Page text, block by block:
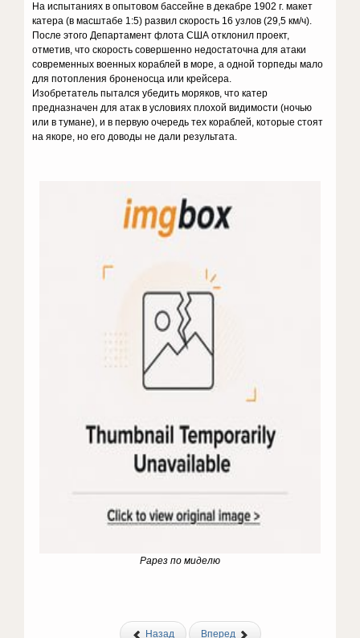
На испытаниях в опытовом бассейне в декабре 1902 г. макет
катера (в масштабе 1:5) развил скорость 16 узлов (29,5 км/ч).
После этого Департамент флота США отклонил проект,
отметив, что скорость совершенно недостаточна для атаки
современных военных кораблей в море, а одной торпеды мало
для потопления броненосца или крейсера.
Изобретатель пытался убедить моряков, что катер
предназначен для атак в условиях плохой видимости (ночью
или в тумане), и в первую очередь тех кораблей, которые стоят
на якоре, но его доводы не дали результата.
Рарез по миделю
Назад Вперед